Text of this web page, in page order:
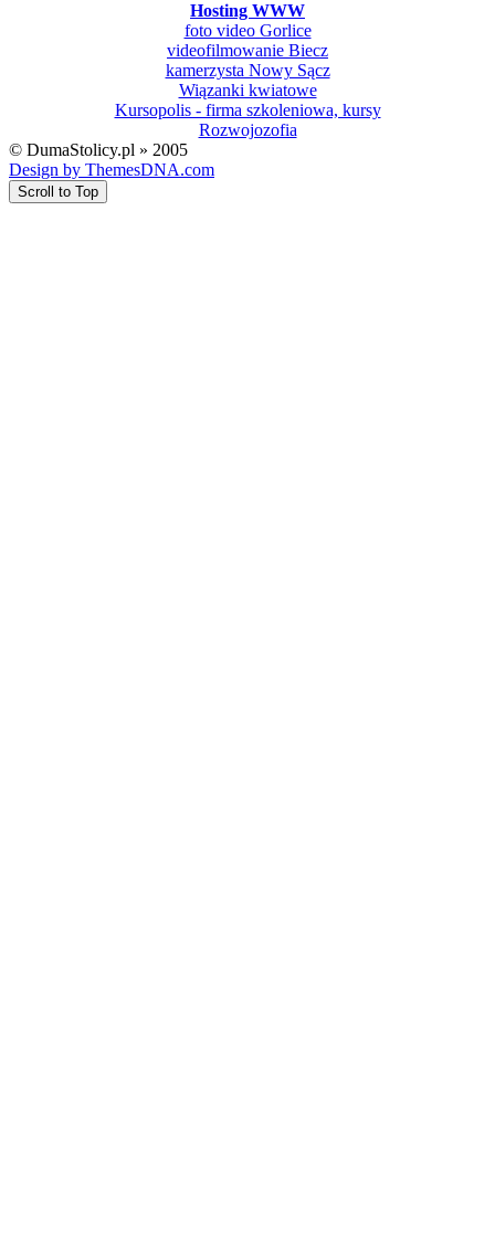
Hosting WWW
foto video Gorlice
videofilmowanie Biecz
kamerzysta Nowy Sącz
Wiązanki kwiatowe
Kursopolis - firma szkoleniowa, kursy
Rozwojozofia
© DumaStolicy.pl » 2005
Design by ThemesDNA.com
Scroll to Top